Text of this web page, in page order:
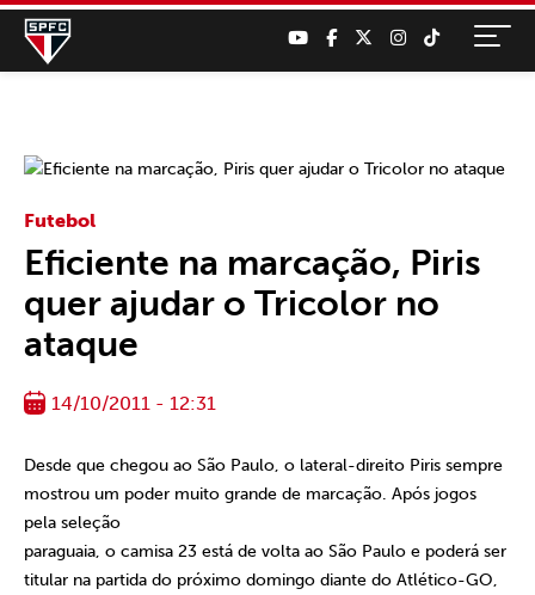
Futebol
Eficiente na marcação, Piris
quer ajudar o Tricolor no
ataque
14/10/2011 - 12:31
Desde que chegou ao São Paulo, o lateral-direito Piris sempre
mostrou um poder muito grande de marcação. Após jogos
pela seleção
paraguaia, o camisa 23 está de volta ao São Paulo e poderá ser
titular na partida do próximo domingo diante do Atlético-GO,